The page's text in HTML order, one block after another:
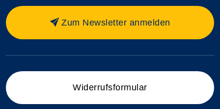
Zum Newsletter anmelden
Widerrufsformular